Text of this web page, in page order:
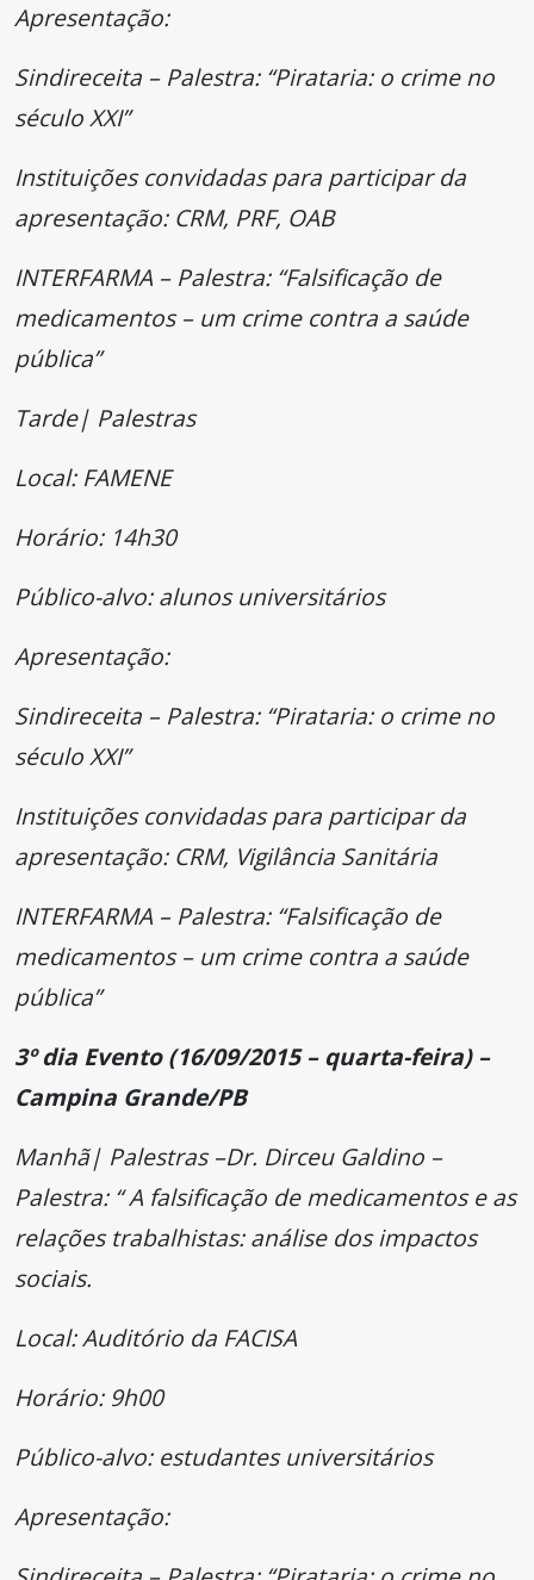
Apresentação:
Sindireceita – Palestra: “Pirataria: o crime no
século XXI”
Instituições convidadas para participar da
apresentação: CRM, PRF, OAB
INTERFARMA – Palestra: “Falsificação de
medicamentos – um crime contra a saúde
pública”
Tarde| Palestras
Local: FAMENE
Horário: 14h30
Público-alvo: alunos universitários
Apresentação:
Sindireceita – Palestra: “Pirataria: o crime no
século XXI”
Instituições convidadas para participar da
apresentação: CRM, Vigilância Sanitária
INTERFARMA – Palestra: “Falsificação de
medicamentos – um crime contra a saúde
pública”
3º dia Evento (16/09/2015 – quarta-feira) –
Campina Grande/PB
Manhã| Palestras –Dr. Dirceu Galdino –
Palestra: “ A falsificação de medicamentos e as
relações trabalhistas: análise dos impactos
sociais.
Local: Auditório da FACISA
Horário: 9h00
Público-alvo: estudantes universitários
Apresentação: